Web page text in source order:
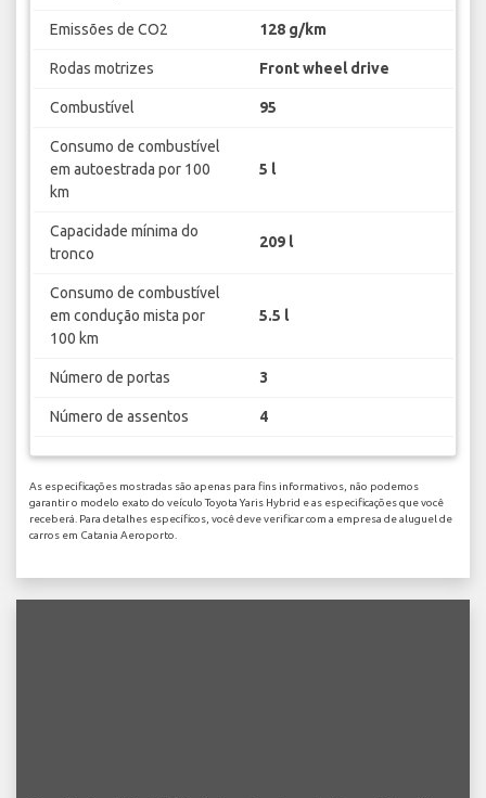
Emissões de CO2 128 g/km
Rodas motrizes Front wheel drive
Combustível 95
Consumo de combustível
em autoestrada por 100
km
5 l
Capacidade mínima do
tronco
209 l
Consumo de combustível
em condução mista por
100 km
5.5 l
Número de portas 3
Número de assentos 4
As especificações mostradas são apenas para fins informativos, não podemos
garantir o modelo exato do veículo Toyota Yaris Hybrid e as especificações que você
receberá. Para detalhes específicos, você deve verificar com a empresa de aluguel de
carros em Catania Aeroporto.